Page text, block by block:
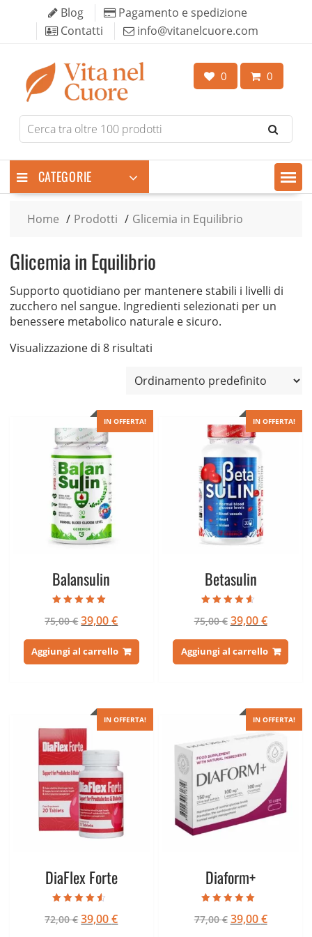
content
Blog
Pagamento e spedizione
Contatti
info@vitanelcuore.com
0 0
Search
for
CATEGORIE
Home Prodotti Glicemia in Equilibrio
Glicemia in Equilibrio
Supporto quotidiano per mantenere stabili i livelli di
zucchero nel sangue. Ingredienti selezionati per un
benessere metabolico naturale e sicuro.
Visualizzazione di 8 risultati
IN OFFERTA!
Balansulin
5.00
su 5
75,00€Il
originale
era:
39,00€Il
attuale
è:
Aggiungi al carrello
IN OFFERTA!
Betasulin
4.25
su 5
75,00€ Il
originale
era:
39,00€Il
attuale
è:
Aggiungi al carrello
IN OFFERTA!
DiaFlex Forte
4.25
su 5
72,00€Il
39,00€Il
IN OFFERTA!
Diaform+
4.60
su 5
77,00€ Il
39,00€Il